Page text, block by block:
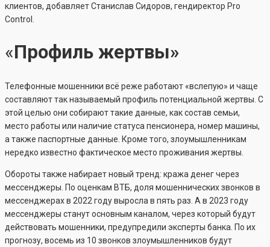
клиентов, добавляет Станислав Сидоров, гендиректор Pro
Control.
«Профиль жертвы»
Телефонные мошенники всё реже работают «вслепую» и чаще
составляют так называемый профиль потенциальной жертвы. С
этой целью они собирают такие данные, как состав семьи,
место работы или наличие статуса пенсионера, номер машины,
а также паспортные данные. Кроме того, злоумышленникам
нередко известно фактическое место проживания жертвы.
Обороты также набирает новый тренд: кража денег через
мессенджеры. По оценкам ВТБ, доля мошеннических звонков в
мессенджерах в 2022 году выросла в пять раз. А в 2023 году
мессенджеры станут основным каналом, через который будут
действовать мошенники, предупредили эксперты банка. По их
прогнозу, восемь из 10 звонков злоумышленников будут